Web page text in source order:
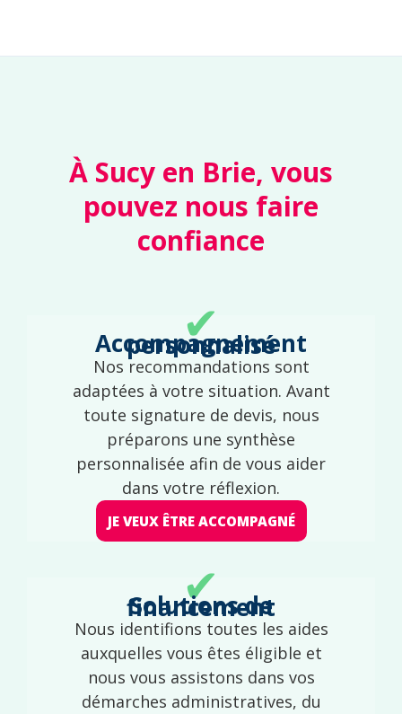
À Sucy en Brie, vous
pouvez nous faire
confiance
✔
Accompagnement personnalisé
Nos recommandations sont
adaptées à votre situation. Avant
toute signature de devis, nous
préparons une synthèse
personnalisée afin de vous aider
dans votre réflexion.
JE VEUX ÊTRE ACCOMPAGNÉ
✔
Solutions de financement
Nous identifions toutes les aides
auxquelles vous êtes éligible et
nous vous assistons dans vos
démarches administratives, du